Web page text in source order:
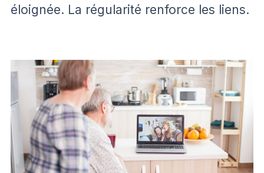
éloignée. La régularité renforce les liens.